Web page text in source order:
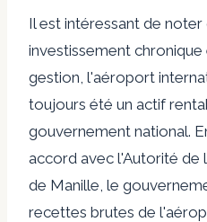
Il est intéressant de
investissement chronique
gestion, l'aéroport
toujours été un actif
gouvernement national.
accord avec l'Autorité de
de Manille, le
recettes brutes de